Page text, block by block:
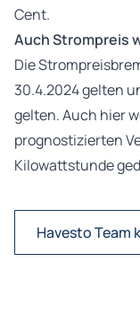
Cent.
Auch Strompreis
Die
30.4.2024 gelten
gelten. Auch hier
prognostizierten
Kilowattstunde
Havesto Team